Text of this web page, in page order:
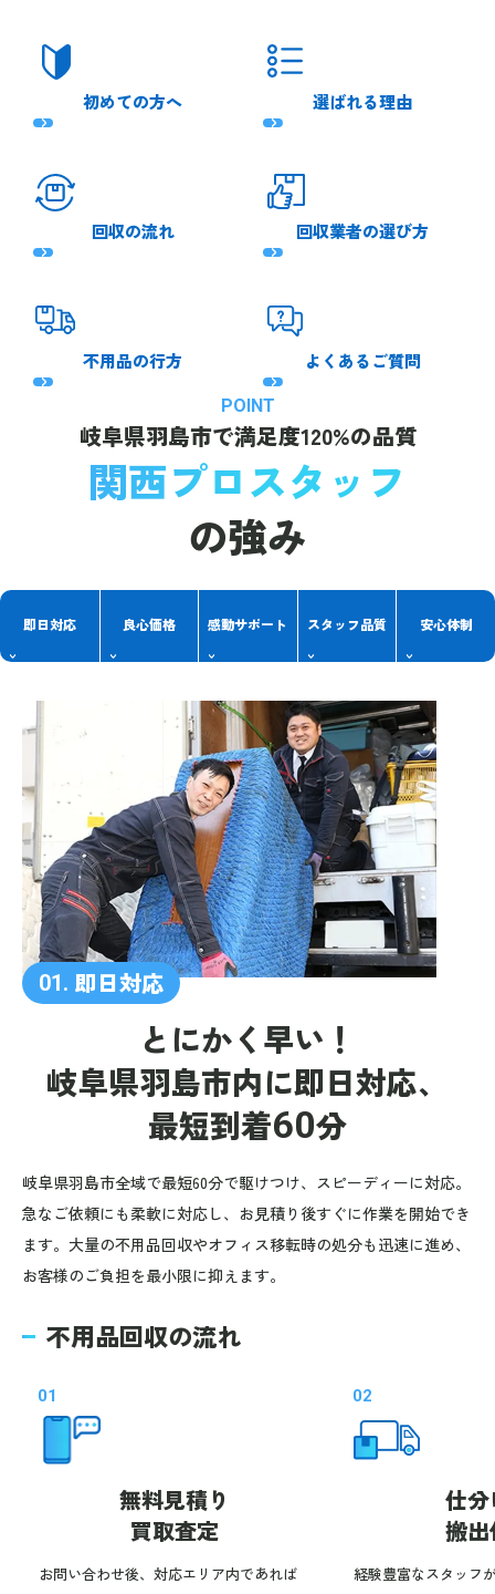
初めての方へ 選ばれる理由
回収の流れ 回収業者の選び方
不用品の行方 よくあるご質問
POINT
岐阜県羽島市で満足度120%の品質
関西プロスタッフ
の強み
即日対応 良心価格 感動サポート スタッフ品質 安心体制
01. 即日対応
とにかく早い！
岐阜県羽島市内に即日対応、
最短到着60分
岐阜県羽島市全域で最短60分で駆けつけ、スピーディーに対応。
急なご依頼にも柔軟に対応し、お見積り後すぐに作業を開始でき
ます。大量の不用品回収やオフィス移転時の処分も迅速に進め、
お客様のご負担を最小限に抑えます。
不用品回収の流れ
01
無料見積り
買取査定
お問い合わせ後、対応エリア内であれば
02
仕
搬
経験豊富なスタッフ